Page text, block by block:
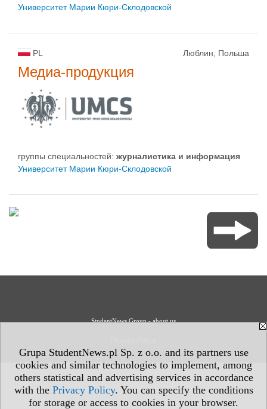
Grupa StudentNews.pl Sp. z o.o. and its partners use
cookies and similar technologies to implement, among
others statistical and advertising services in accordance
with the Privacy Policy. You can specify the conditions
for storage or access to cookies in your browser.
Университет Марии Кюри-Склодовской
PL Люблин, Польша
Медиа-продукция
группы специальностей: журналистика и информация
Университет Марии Кюри-Склодовской
StudentNews Group - about us